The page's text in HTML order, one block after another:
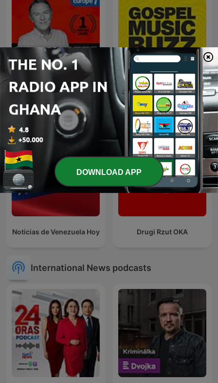
Hondelatte Raconte Gospel Music Buzz
Noticias de Venezuela Hoy Drugi Rzut OKA
International News podcasts
DOWNLOAD APP